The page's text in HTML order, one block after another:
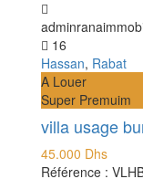
16
Hassan, Rabat
A Louer
Super Premuim
villa usage
45.000 Dhs
Référence :